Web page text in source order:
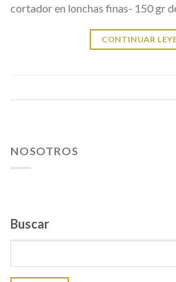
cortador en lonchas finas- 150 gr
CONTINUAR
NOSOTROS
Buscar